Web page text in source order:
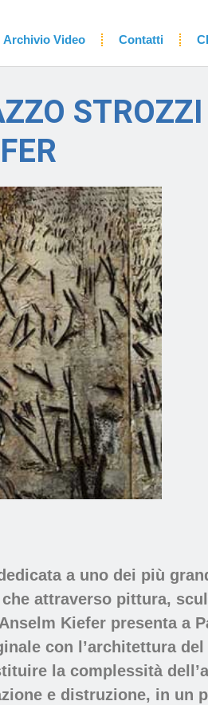
Archivio Video Contatti
STROZZI
a uno dei più
attraverso pittura,
Anselm Kiefer presenta a
con l’architettura del
la complessità
e distruzione, in un